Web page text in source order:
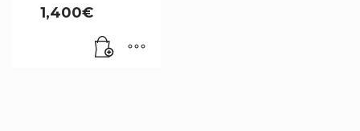
1,400€